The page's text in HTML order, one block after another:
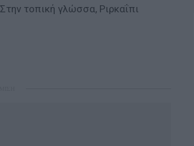
τοπική γλώσσα, Ριρκαΐπι